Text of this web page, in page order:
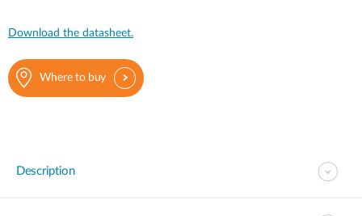
Download the datasheet.
Where to buy
Description